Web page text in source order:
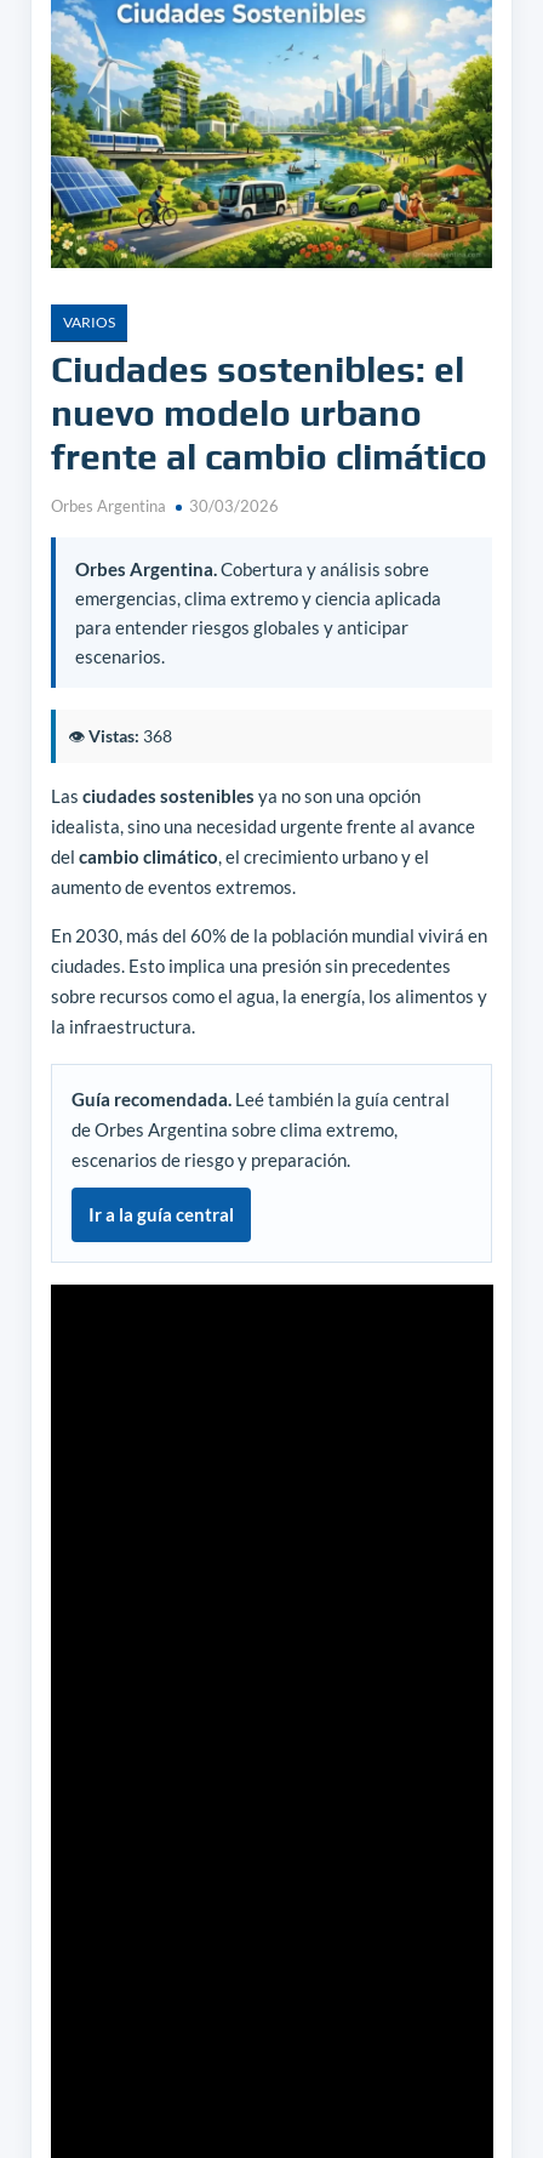
VARIOS
Ciudades sostenibles: el
nuevo modelo urbano
frente al cambio climático
Orbes Argentina 30/03/2026
Orbes Argentina.Cobertura y análisis sobre
emergencias, clima extremo y ciencia aplicada
para entender riesgos globales y anticipar
escenarios.
👁️Vistas: 368
Las ciudades sostenibles ya no son una opción
idealista, sino una necesidad urgente frente al avance
del cambio climático, el crecimiento urbano y el
aumento de eventos extremos.
En 2030, más del 60% de la población mundial vivirá en
ciudades. Esto implica una presión sin precedentes
sobre recursos como el agua, la energía, los alimentos y
la infraestructura.
Guía recomendada.Leé también la guía central
de Orbes Argentina sobre clima extremo,
escenarios de riesgo y preparación.
Ir a la guía central